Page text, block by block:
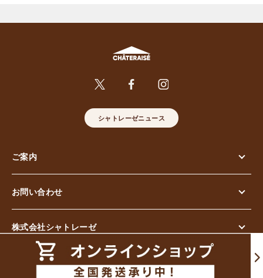
シャトレーゼニュース
ご案内
お問い合わせ
株式会社シャトレーゼ
© Chateraise Co.,Ltd. All Rights Reserved.